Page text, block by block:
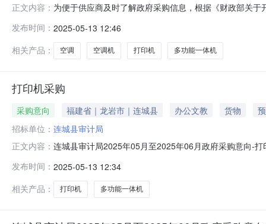
正文内容： 为便于供应商及时了解政府采购信息，根据《财政部关
色/空调机采购数量：1台主要功能或目标：格力/
发布时间： 2025-05-13 12:46
相关产品：
空调 空调机 打印机 多功能一体机
打印机采购
采购意向 福建省｜龙岩市｜连城县 办公文教 货物
招标单位： 连城县审计局
正文内容： 连城县审计局2025年05月至2025年06月政府采购意向-
为/HuaweiPixlabB5CV81Z-WDM黑白激光/鼓粉分离/A4/
发布时间： 2025-05-13 12:34
相关产品：
打印机 多功能一体机